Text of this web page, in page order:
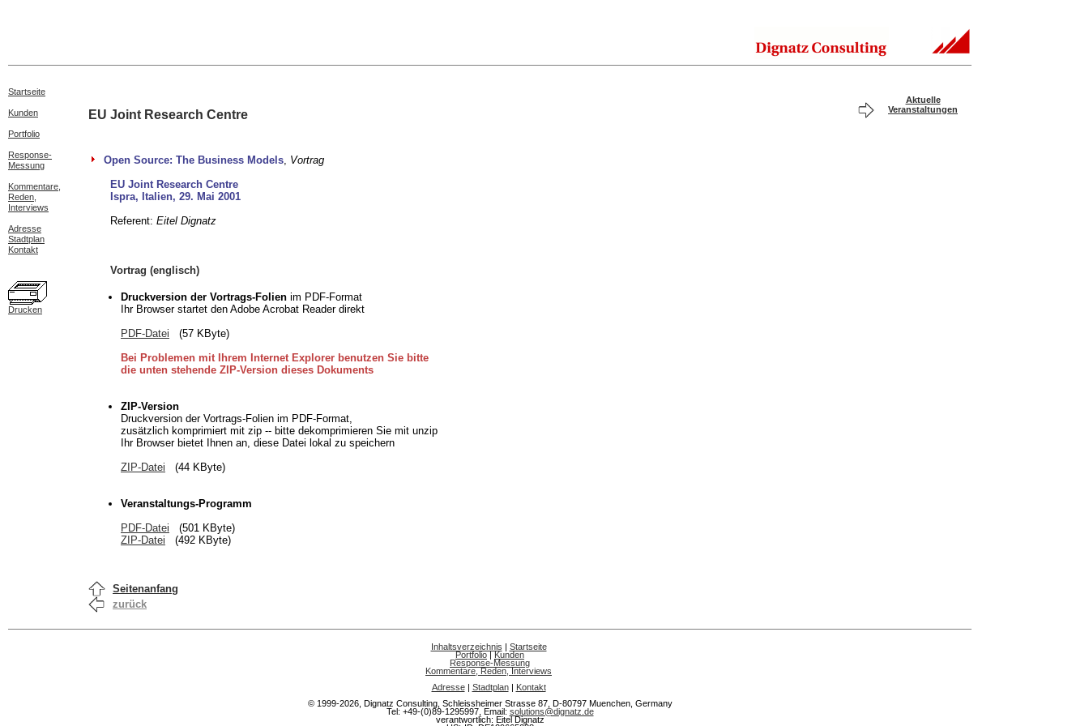
Startseite
Kunden
Portfolio
Response-
Messung
Kommentare,
Reden,
Interviews
Adresse
Stadtplan
Kontakt
Drucken
Aktuelle
Veranstaltungen
EU Joint Research Centre
Open Source: The Business Models Vortrag
EU Joint Research Centre
Ispra, Italien, 29. Mai 2001
Referent: Eitel Dignatz
Vortrag (englisch)
Druckversion der Vortrags-Folien im PDF-Format
Ihr Browser startet den Adobe Acrobat Reader direkt
PDF-Datei (57 KByte)
Bei Problemen mit Ihrem Internet Explorer benutzen Sie bitte
die unten stehende ZIP-Version dieses Dokuments
ZIP-Version
Druckversion der Vortrags-Folien im PDF-Format,
zusätzlich komprimiert mit zip -- bitte dekomprimieren Sie mit unzip
Ihr Browser bietet Ihnen an, diese Datei lokal zu speichern
ZIP-Datei (44 KByte)
Veranstaltungs-Programm
PDF-Datei (501 KByte)
ZIP-Datei (492 KByte)
Seitenanfang
zurück
Inhaltsverzeichnis | Startseite
Portfolio|Kunden
Response-Messung
Kommentare, Reden, Interviews
Adresse| Stadtplan| Kontakt
© 1999-2026, Dignatz Consulting, Schleissheimer Strasse 87, D-80797 Muenchen, Germany
Tel: +49-(0)89-1295997, Email: solutions@dignatz.de
verantwortlich: Eitel Dignatz